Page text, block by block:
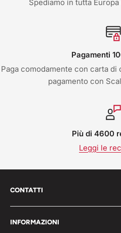
Spediamo in tutta
Pagamenti
Paga comodamente con carta
pagamento con
Più di 4600
Leggi le
CONTATTI
Work Shop s.r.l. via varese
Italia
INFORMAZIONI